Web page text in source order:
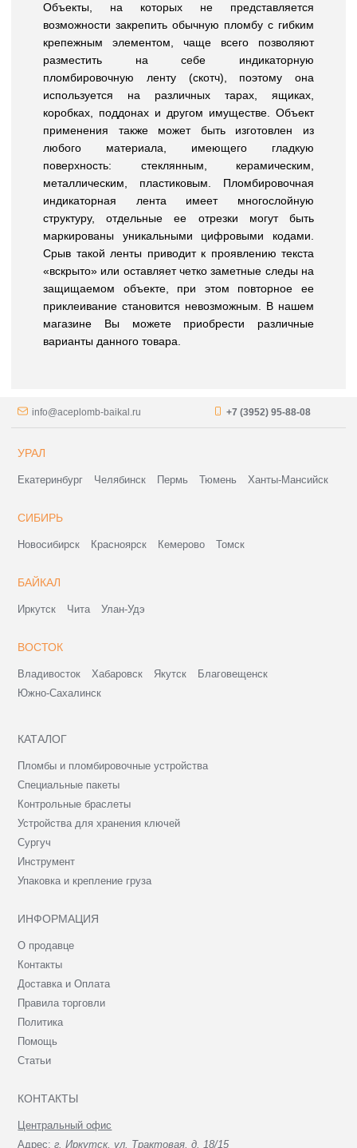
Объекты, на которых не представляется
возможности закрепить обычную пломбу с гибким
крепежным элементом, чаще всего позволяют
разместить на себе индикаторную
пломбировочную ленту (скотч), поэтому она
используется на различных тарах, ящиках,
коробках, поддонах и другом имуществе. Объект
применения также может быть изготовлен из
любого материала, имеющего гладкую
поверхность: стеклянным, керамическим,
металлическим, пластиковым. Пломбировочная
индикаторная лента имеет многослойную
структуру, отдельные ее отрезки могут быть
маркированы уникальными цифровыми кодами.
Срыв такой ленты приводит к проявлению текста
«вскрыто» или оставляет четко заметные следы на
защищаемом объекте, при этом повторное ее
приклеивание становится невозможным. В нашем
магазине Вы можете приобрести различные
варианты данного товара.
info@aceplomb-baikal.ru +7 (3952) 95-88-08
УРАЛ
Екатеринбург Челябинск Пермь Тюмень Ханты-Мансийск
СИБИРЬ
Новосибирск Красноярск Кемерово Томск
БАЙКАЛ
Иркутск Чита Улан-Удэ
ВОСТОК
Владивосток Хабаровск Якутск
Благовещенск
Южно-Сахалинск
КАТАЛОГ
Пломбы и пломбировочные устройства
Специальные пакеты
Контрольные браслеты
Устройства для хранения ключей
Сургуч
Инструмент
Упаковка и крепление груза
ИНФОРМАЦИЯ
О продавце
Контакты
Доставка и Оплата
Правила торговли
Политика
Помощь
Статьи
КОНТАКТЫ
Центральный офис
Адрес:г. Иркутск, ул. Трактовая, д. 18/15